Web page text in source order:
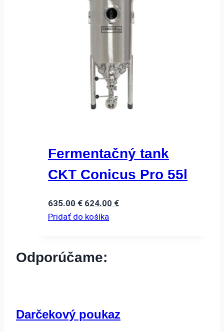
Fermentačný tank
CKT Conicus Pro 55l
635.00€ Pôvodná
cena
624.00 €Aktuálna
Pridať do košíka
Odporúčame:
Darčekový poukaz